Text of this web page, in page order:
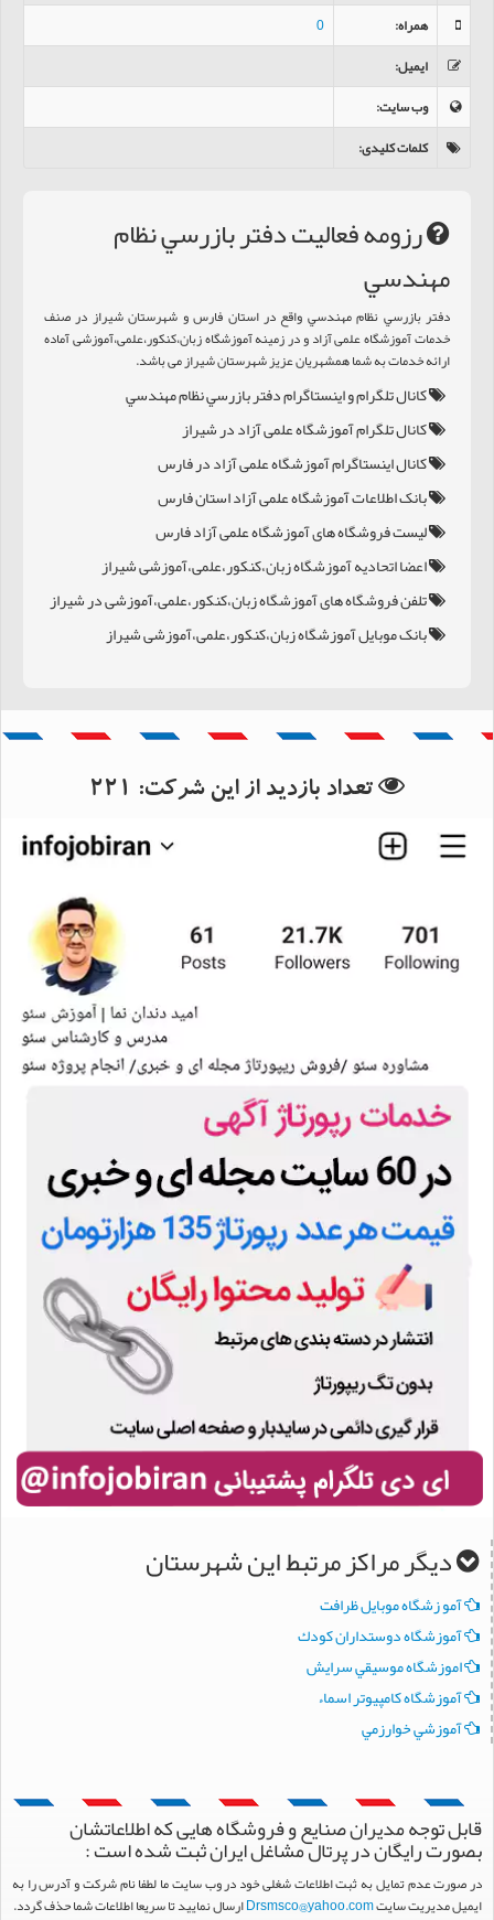
همراه:
0
ایمیل:
وب سایت:
کلمات کلیدی:
رزومه فعالیت دفتر بازرسي نظام
مهندسي
دفتر بازرسي نظام مهندسي واقع در استان فارس و شهرستان شیراز در صنف
خدمات آموزشگاه علمی آزاد و در زمینه آموزشگاه زبان،کنکور،علمی،آموزشی آماده
ارائه خدمات به شما همشهریان عزیز شهرستان شیراز می باشد.
کانال تلگرام و اینستاگرام دفتر بازرسي نظام مهندسي
کانال تلگرام آموزشگاه علمی آزاد در شیراز
کانال اینستاگرام آموزشگاه علمی آزاد در فارس
بانک اطلاعات آموزشگاه علمی آزاد استان فارس
لیست فروشگاه های آموزشگاه علمی آزاد فارس
اعضا اتحادیه آموزشگاه زبان،کنکور،علمی،آموزشی شیراز
تلفن فروشگاه های آموزشگاه زبان،کنکور،علمی،آموزشی در شیراز
بانک موبایل آموزشگاه زبان،کنکور،علمی،آموزشی شیراز
بانک اطلاعات استان فارس
بانک اطلاعات شهرستان شیراز
تعداد بازدید از این شرکت: 221
دیگر مراکز مرتبط این شهرستان
آمو زشگاه موبايل ظرافت
آموزشگاه دوستداران كودك
اموزشگاه موسيقي سرايش
آموزشگاه كامپيوتر اسماء
آموزشي خوارزمي
قابل توجه مدیران صنایع و فروشگاه هایی که اطلاعاتشان
بصورت رایگان در پرتال مشاغل ایران ثبت شده است :
در صورت عدم تمایل به ثبت اطلاعات شغلی خود در وب سایت ما لطفا نام شرکت و آدرس را به
ایمیل مدیریت سایتDrsmsco@yahoo.comارسال نمایید تا سریعا اطلاعات شما حذف گردد.